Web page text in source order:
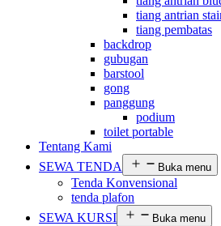
tiang antrian
tiang pembatas
backdrop
gubugan
barstool
gong
panggung
podium
toilet portable
Tentang Kami
SEWA TENDA
Buka menu
Tenda Konvensional
tenda plafon
SEWA KURSI
Buka menu